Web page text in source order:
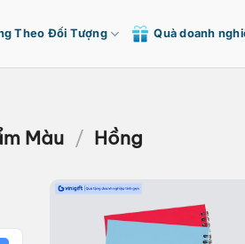
Theo Đối Tượng Quà doanh
Màu / Hồng